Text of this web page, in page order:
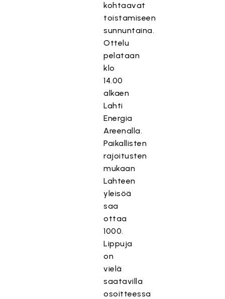
kohtaavat
toistamiseen
sunnuntaina.
Ottelu
pelataan
klo
14.00
alkaen
Lahti
Energia
Areenalla.
Paikallisten
rajoitusten
mukaan
Lahteen
yleisöä
saa
ottaa
1000.
Lippuja
on
vielä
saatavilla
osoitteessa